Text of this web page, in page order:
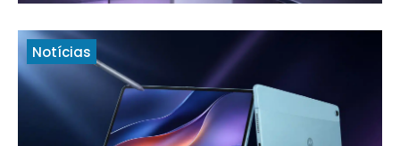
Notícias